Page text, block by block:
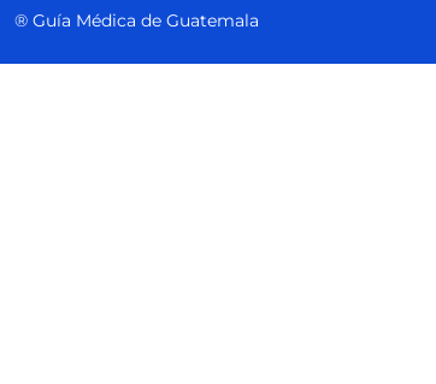
® Guía Médica de Guatemala